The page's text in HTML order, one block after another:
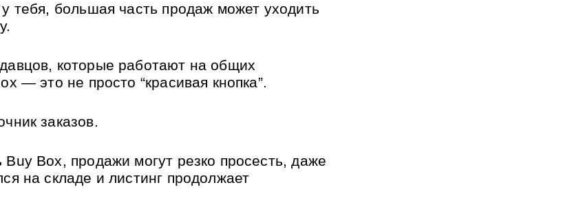
тебя, большая часть продаж может уходить
которые работают на общих
— это не просто “красивая кнопка”.
заказов.
Box, продажи могут резко просесть, даже
на складе и листинг продолжает